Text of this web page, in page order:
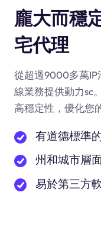
龐大而穩
宅代理
從超過9000多萬IP
線業務提供動力sc
高穩定性，優化您
有道德標準
州和城市層
易於第三方